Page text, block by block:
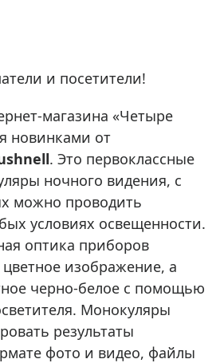
и посетители!
магазина «Четыре
новинками от
. Это первоклассные
ночного видения, с
можно проводить
условиях освещенности.
оптика приборов
изображение, а
черно-белое с помощью
Монокуляры
результаты
фото и видео, файлы